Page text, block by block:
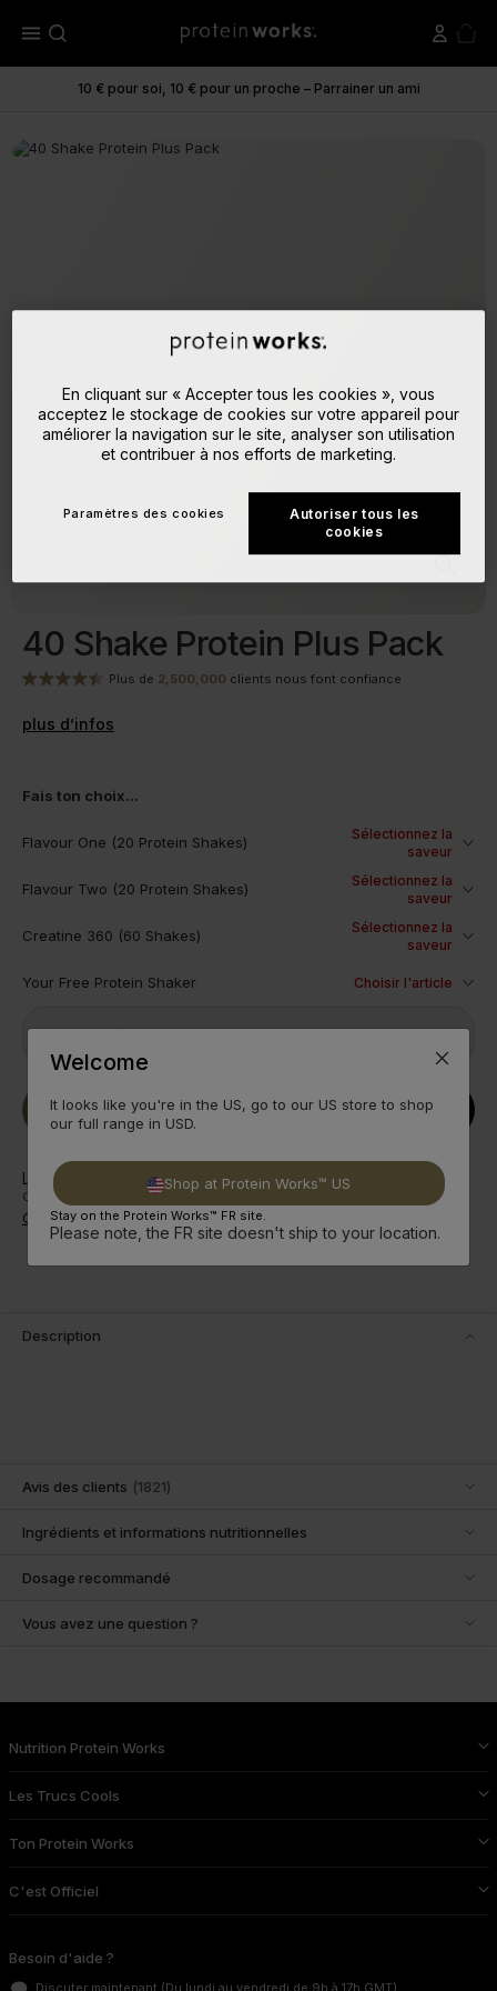
menu
10 € pour soi, 10 € pour un proche – Parrainer un ami
40 Shake Protein Plus Pack
Plus de 2,500,000 clients nous font confiance
plus d’infos
Fais ton choix...
Flavour One (20 Protein Shakes)
Sélectionnez la
saveur
Flavour Two (20 Protein Shakes)
Sélectionnez la
saveur
Creatine 360 (60 Shakes)
Sélectionnez la
saveur
Your Free Protein Shaker Choisir l'article
Achat Unique 49,99€
add Ajouter Au Panier
Livraison Seulement 5,49€
Commande dans les Prochaines la prochaine expédition !
Option de Livraison
Description
Avis des clients (1821)
Ingrédients et informations nutritionnelles
Dosage recommandé
Vous avez une question ?
Nutrition Protein Works
Les Trucs Cools
Ton Protein Works
C'est Officiel
Besoin d'aide ?
Discuter maintenant (Du lundi au vendredi de 9h à 17h GMT)
En cliquant sur « Accepter tous les cookies », vous
acceptez le stockage de cookies sur votre appareil pour
améliorer la navigation sur le site, analyser son utilisation
et contribuer à nos efforts de marketing.
Autoriser tous les
cookies
Paramètres des cookies
Welcome
It looks like you're in the US, go to our US store to shop
our full range in USD.
Shop at Protein Works™ US
Stay on the Protein Works™ FR site.
Please note, the FR site doesn't ship to your location.